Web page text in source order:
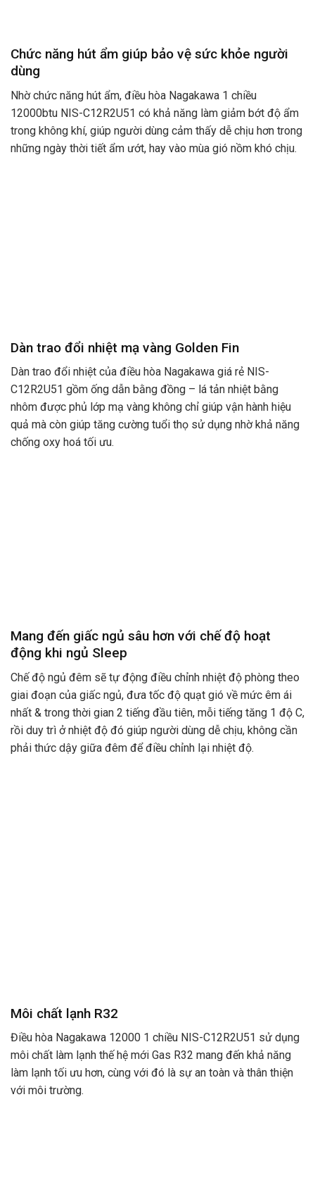
Chức năng hút ẩm giúp bảo vệ sức khỏe người
dùng
Nhờ chức năng hút ẩm, điều hòa Nagakawa 1 chiều
12000btu NIS-C12R2U51 có khả năng làm giảm bớt độ ẩm
trong không khí, giúp người dùng cảm thấy dễ chịu hơn trong
những ngày thời tiết ẩm ướt, hay vào mùa gió nồm khó chịu.
Dàn trao đổi nhiệt mạ vàng Golden Fin
Dàn trao đổi nhiệt của điều hòa Nagakawa giá rẻ NIS-
C12R2U51 gồm ống dẫn bằng đồng – lá tản nhiệt bằng
nhôm được phủ lớp mạ vàng không chỉ giúp vận hành hiệu
quả mà còn giúp tăng cường tuổi thọ sử dụng nhờ khả năng
chống oxy hoá tối ưu.
Mang đến giấc ngủ sâu hơn với chế độ hoạt
động khi ngủ Sleep
Chế độ ngủ đêm sẽ tự động điều chỉnh nhiệt độ phòng theo
giai đoạn của giấc ngủ, đưa tốc độ quạt gió về mức êm ái
nhất & trong thời gian 2 tiếng đầu tiên, mỗi tiếng tăng 1 độ C,
rồi duy trì ở nhiệt độ đó giúp người dùng dễ chịu, không cần
phải thức dậy giữa đêm để điều chỉnh lại nhiệt độ.
Môi chất lạnh R32
Điều hòa Nagakawa 12000 1 chiều NIS-C12R2U51 sử dụng
môi chất làm lạnh thế hệ mới Gas R32 mang đến khả năng
làm lạnh tối ưu hơn, cùng với đó là sự an toàn và thân thiện
với môi trường.